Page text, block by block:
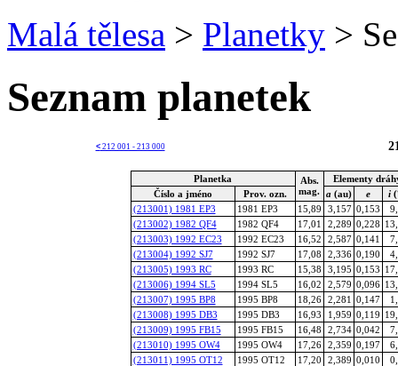
Malá tělesa > Planetky >
Seznam planetek
<212 001 - 213 000
Planetka
Abs.
mag.
Elementy
Číslo a jméno
Prov. ozn. a(au) e i
(213001) 1981 EP3
1981 EP3 15,89 3,157 0,153
(213002) 1982 QF4
1982 QF4 17,01 2,289 0,228
(213003) 1992 EC23
1992 EC23 16,52 2,587 0,141
(213004) 1992 SJ7
1992 SJ7 17,08 2,336 0,190
(213005) 1993 RC
1993 RC 15,38 3,195 0,153
(213006) 1994 SL5
1994 SL5 16,02 2,579 0,096
(213007) 1995 BP8
1995 BP8 18,26 2,281 0,147
(213008) 1995 DB3
1995 DB3 16,93 1,959 0,119
(213009) 1995 FB15
1995 FB15 16,48 2,734 0,042
(213010) 1995 OW4
1995 OW4 17,26 2,359 0,197
(213011) 1995 OT12
1995 OT12 17,20 2,389 0,010